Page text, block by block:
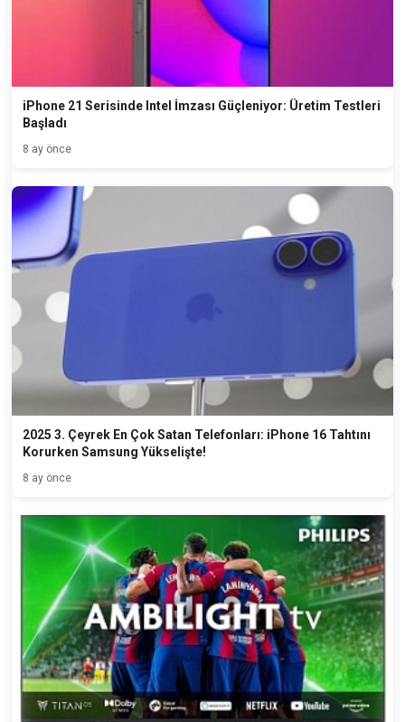
iPhone 21 Serisinde Intel İmzası Güçleniyor: Üretim Testleri
Başladı
8 ay önce
2025 3. Çeyrek En Çok Satan Telefonları: iPhone 16 Tahtını
Korurken Samsung Yükselişte!
8 ay önce